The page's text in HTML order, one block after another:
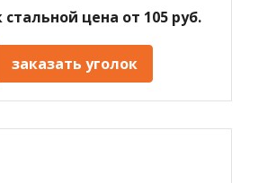
стальной цена от 105 руб.
заказать уголок